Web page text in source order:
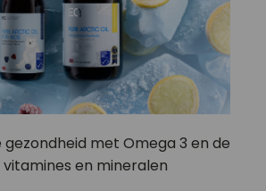
met Omega 3 en de
vitamines en mineralen